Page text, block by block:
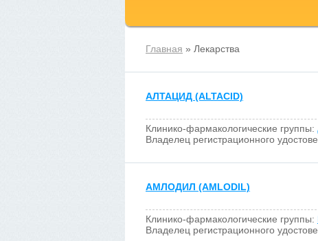
Главная » Лекарства
АЛТАЦИД (ALTACID)
Клинико-фармакологические группы:
Владелец регистрационного
АМЛОДИЛ (AMLODIL)
Клинико-фармакологические группы:
Владелец регистрационного